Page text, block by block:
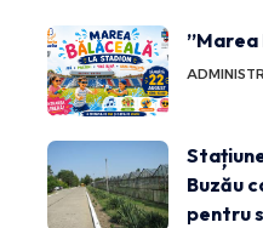
”Marea
Buzău
pentru